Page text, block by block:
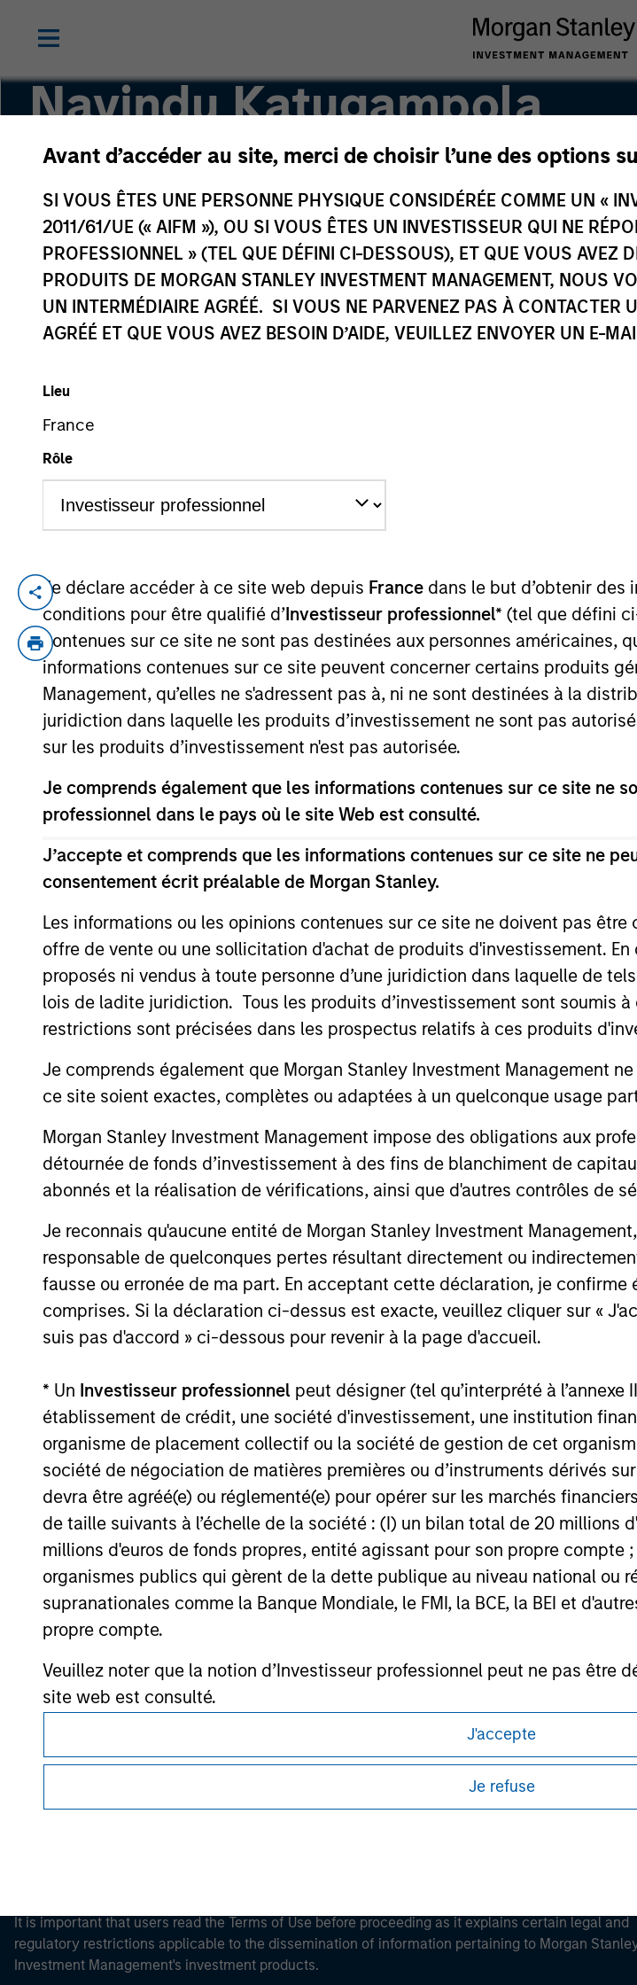
Avant d’accéder au site, merci de choisir l’une des options
SI VOUS ÊTES UNE PERSONNE PHYSIQUE CONSIDÉRÉE COMME UN «
2011/61/UE (« AIFM »), OU SI VOUS ÊTES UN INVESTISSEUR QUI NE
PROFESSIONNEL » (TEL QUE DÉFINI CI-DESSOUS), ET QUE VOUS AVEZ
PRODUITS DE MORGAN STANLEY INVESTMENT MANAGEMENT, NOUS
UN INTERMÉDIAIRE AGRÉÉ. SI VOUS NE PARVENEZ PAS À CONTACTER
AGRÉÉ ET QUE VOUS AVEZ BESOIN D’AIDE, VEUILLEZ ENVOYER UN E-
Lieu
France
Rôle
Je déclare accéder à ce site web depuis France dans le but d’obtenir
conditions pour être qualifié d’Investisseur professionnel* (tel que défini
contenues sur ce site ne sont pas destinées aux personnes américaines,
informations contenues sur ce site peuvent concerner certains produits
Management, qu’elles ne s'adressent pas à, ni ne sont destinées à la
juridiction dans laquelle les produits d’investissement ne sont pas
sur les produits d’investissement n'est pas autorisée.
Je comprends également que les informations contenues sur ce site ne
professionnel dans le pays où le site Web est consulté.
J’accepte et comprends que les informations contenues sur ce site ne
consentement écrit préalable de Morgan Stanley.
Les informations ou les opinions contenues sur ce site ne doivent pas
offre de vente ou une sollicitation d'achat de produits d'investissement.
proposés ni vendus à toute personne d’une juridiction dans laquelle de
lois de ladite juridiction. Tous les produits d’investissement sont soumis
restrictions sont précisées dans les prospectus relatifs à ces produits
Je comprends également que Morgan Stanley Investment Management
ce site soient exactes, complètes ou adaptées à un quelconque usage
Morgan Stanley Investment Management impose des obligations aux
détournée de fonds d’investissement à des fins de blanchiment de
abonnés et la réalisation de vérifications, ainsi que d'autres contrôles de
Je reconnais qu'aucune entité de Morgan Stanley Investment
responsable de quelconques pertes résultant directement ou
fausse ou erronée de ma part. En acceptant cette déclaration, je
comprises. Si la déclaration ci-dessus est exacte, veuillez cliquer sur «
suis pas d'accord » ci-dessous pour revenir à la page d'accueil.
* Un Investisseur professionnel peut désigner (tel qu’interprété à l’annexe
établissement de crédit, une société d'investissement, une institution
organisme de placement collectif ou la société de gestion de cet
société de négociation de matières premières ou d’instruments dérivés
devra être agréé(e) ou réglementé(e) pour opérer sur les marchés
de taille suivants à l’échelle de la société : (I) un bilan total de 20 millions
millions d'euros de fonds propres, entité agissant pour son propre
organismes publics qui gèrent de la dette publique au niveau national
supranationales comme la Banque Mondiale, le FMI, la BCE, la BEI et
propre compte.
Veuillez noter que la notion d’Investisseur professionnel peut ne pas être
site web est consulté.
J'accepte
Je refuse
Navindu Katugampola
Global Head of Sustainability, Investment Management
YEARS OF INDUSTRY EXPERIENCE
21 Years
Navindu Katugampola is Global Head of Sustainability for MSIM. He
experience. In his role, Navindu and his team work closely with the MSIM
sustainability objectives, providing insight and robust solutions to meet
Navindu was previously the Head of Green & Sustainability Bond
this role he helped issuers raise over $80 bn in Green, Social, and
Committee and the Advisory Council of the ICMA Green and Social Bond
Sovereign, Supranational and Agency Debt Origination for Morgan
Financial Analyst programme.
Team Insights
Sustainable Investing – The
Long View
The landscape for sustainable investing
this article the Morgan Stanley
Sustainability team filters the noise and
shares our view of 5 key themes that we
believe will influence the long-term
direction of sustainable investing.
12-JAN-2026
May not represent all Team Members.
The information on this page is for informational purposes only. The information
offering of advisory services or an offer to sell or a solicitation of an offer to buy
purchase or sale would be unlawful under the securities, insurance or other laws of
All investing involves risks, including a loss of principal.
Please refer to the strategy detail page for important information on the strategy,
Morgan Stanley
Morgan Stanley Careers
It is important that users read the Terms of Use before proceeding as it explains certain legal and
regulatory restrictions applicable to the dissemination of information pertaining to Morgan
Investment Management's investment products.